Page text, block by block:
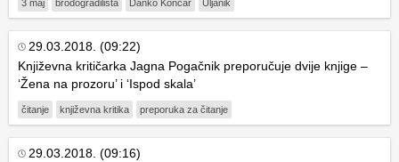
3 maj brodogradilišta Danko Končar Uljanik
29.03.2018. (09:22)
Književna kritičarka Jagna Pogačnik preporučuje dvije knjige –
‘Žena na prozoru’ i ‘Ispod skala’
čitanje književna kritika preporuka za čitanje
29.03.2018. (09:16)